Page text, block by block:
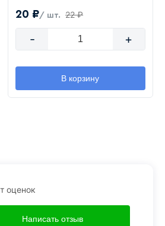
20 ₽/ шт. 22 ₽
- +
В корзину
оценок
Написать отзыв